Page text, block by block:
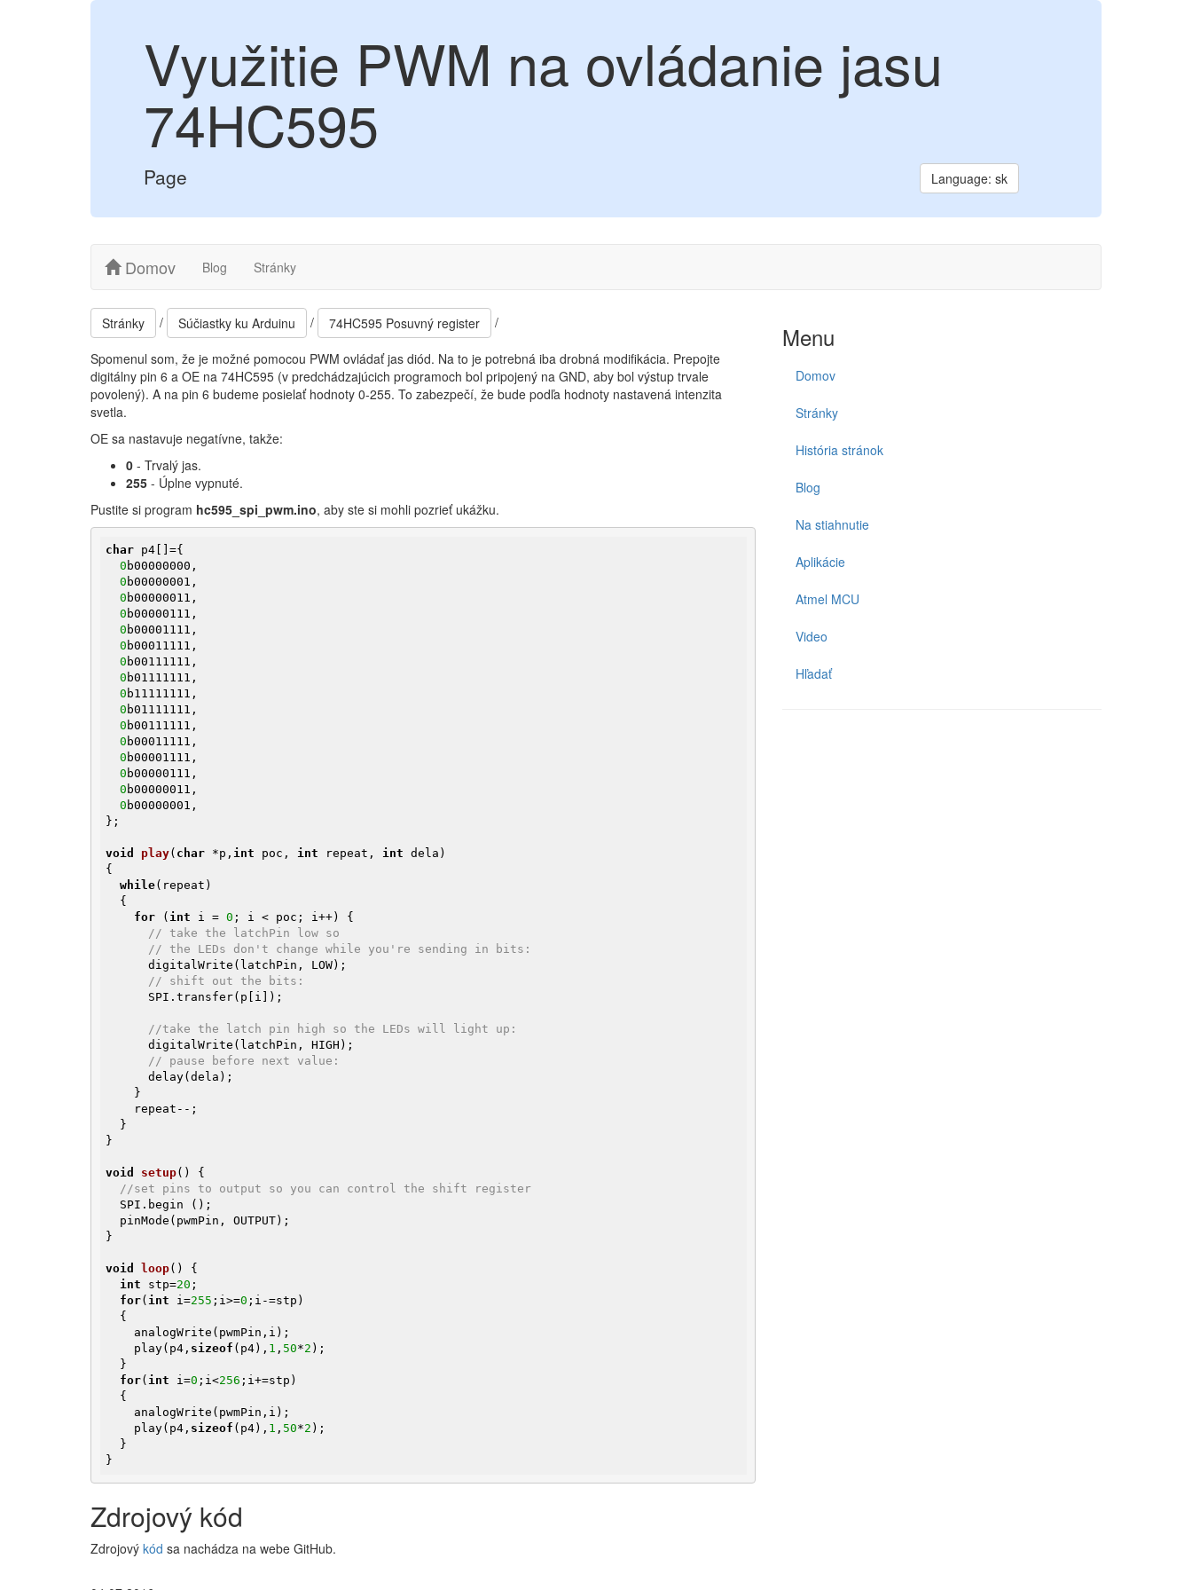
Využitie PWM na ovládanie jasu
74HC595
Page Language: sk
Domov Blog Stránky
Stránky / Súčiastky ku Arduinu / 74HC595 Posuvný register /
Spomenul som, že je možné pomocou PWM ovládať jas diód. Na to je potrebná iba drobná modifikácia. Prepojte
digitálny pin 6 a OE na 74HC595 (v predchádzajúcich programoch bol pripojený na GND, aby bol výstup trvale
povolený). A na pin 6 budeme posielať hodnoty 0-255. To zabezpečí, že bude podľa hodnoty nastavená intenzita
svetla.
OE sa nastavuje negatívne, takže:
0 - Trvalý jas.
255 - Úplne vypnuté.
Pustite si program hc595_spi_pwm.ino, aby ste si mohli pozrieť ukážku.
char p4[]={
0 b00000000,
0 b00000001,
0 b00000011,
0 b00000111,
0 b00001111,
0 b00011111,
0 b00111111,
0 b01111111,
0 b11111111,
0 b01111111,
0 b00111111,
0 b00011111,
0 b00001111,
0 b00000111,
0 b00000011,
0 b00000001,
};
void play( char *p, int poc, int repeat, int dela)
{
while(repeat)
for ( int i = 0 ; i < poc; i++) {
// take the latchPin low so
// the LEDs don't change while you're sending in bits:
// shift out the bits:
//take the latch pin high so the LEDs will light up:
// pause before next value:
}
void setup()
{
//set pins to output so you can control the shift register
}
void loop()
{
int stp=20 ;
for( int i=255 ;i>=0 ;i-=stp)
    play(p4,
sizeof (p4), 1 , 50*2 );
for( int i=0 ;i<256 ;i+=stp)
    play(p4,
sizeof (p4), 1 , 50*2 );
}
Zdrojový kód
Zdrojový kód sa nachádza na webe GitHub.
Menu
Domov
Stránky
História stránok
Blog
Na stiahnutie
Aplikácie
Atmel MCU
Video
Hľadať